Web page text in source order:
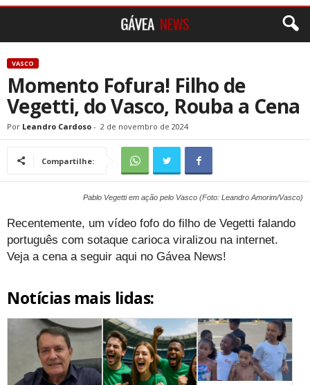
VASCO
Momento Fofura! Filho de
Vegetti, do Vasco, Rouba a Cena
Por Leandro Cardoso - 2 de novembro de 2024
Compartilhe:
Pablo Vegetti em ação pelo Vasco (Foto: Leandro Amorim/Vasco)
Recentemente, um vídeo fofo do filho de Vegetti falando
português com sotaque carioca viralizou na internet.
Veja a cena a seguir aqui no Gávea News!
Notícias mais lidas: